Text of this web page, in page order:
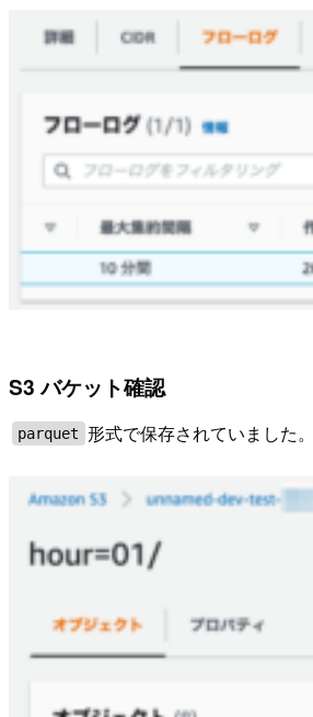
S3 バケット確認
parquet 形式で保存されていました。